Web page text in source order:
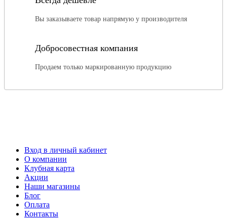
Вы заказываете товар напрямую у производителя
Добросовестная компания
Продаем только маркированную продукцию
Вход в личный кабинет
О компании
Клубная карта
Акции
Наши магазины
Блог
Оплата
Контакты